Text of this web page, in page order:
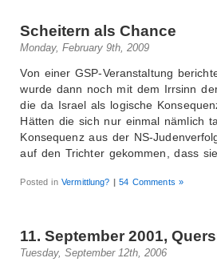
Scheitern als Chance
Monday, February 9th, 2009
Von einer GSP-Veranstaltung
wurde dann noch mit dem Irrsinn
die da Israel als logische
Hätten die sich nur einmal nämlich
Konsequenz aus der NS-
auf den Trichter gekommen, dass
Posted inVermittlung? | 54 Comments »
11. September 2001,
Tuesday, September 12th, 2006